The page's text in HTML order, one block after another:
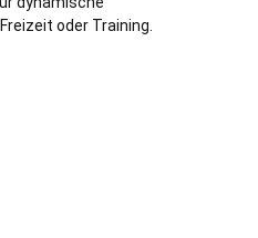
oder Training.